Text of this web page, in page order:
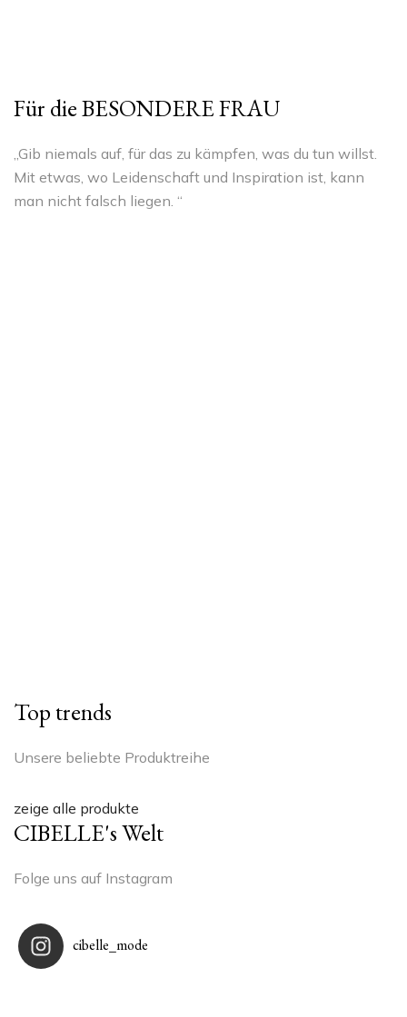
Für die BESONDERE FRAU
„Gib niemals auf, für das zu kämpfen, was du tun willst.
Mit etwas, wo Leidenschaft und Inspiration ist, kann
man nicht falsch liegen. “
Top trends
Unsere beliebte Produktreihe
zeige alle produkte
CIBELLE's Welt
Folge uns auf Instagram
cibelle_mode